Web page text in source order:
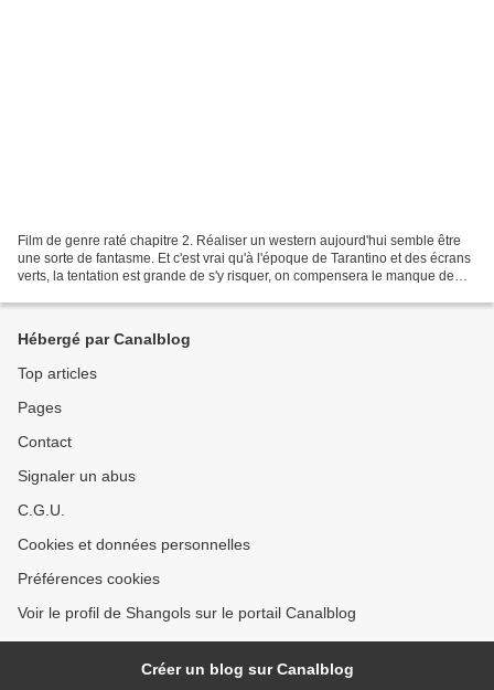
Film de genre raté chapitre 2. Réaliser un western aujourd'hui semble être
une sorte de fantasme. Et c'est vrai qu'à l'époque de Tarantino et des écrans
verts, la tentation est grande de s'y risquer, on compensera le manque de
Hébergé par Canalblog
Top articles
Pages
Contact
Signaler un abus
C.G.U.
Cookies et données personnelles
Préférences cookies
Voir le profil de Shangols sur le portail Canalblog
Créer un blog sur Canalblog